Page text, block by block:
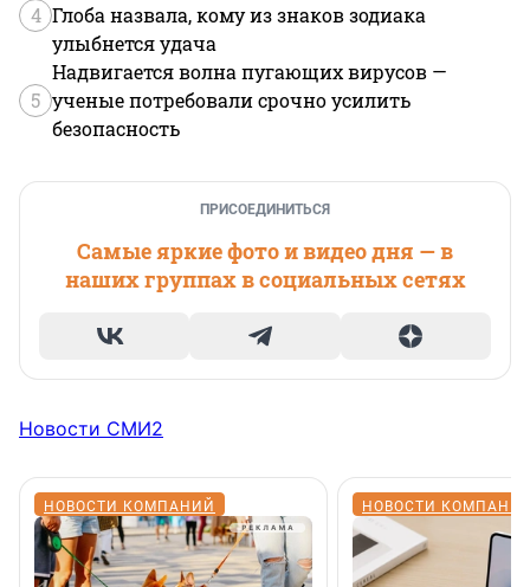
4 Глоба назвала, кому из знаков зодиака
улыбнется удача
5
Надвигается волна пугающих вирусов —
ученые потребовали срочно усилить
безопасность
ПРИСОЕДИНИТЬСЯ
Самые яркие фото и видео дня — в
наших группах в социальных сетях
Новости СМИ2
НОВОСТИ КОМПАНИЙ НОВОСТИ